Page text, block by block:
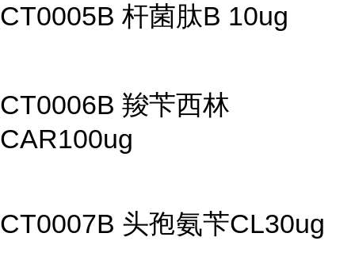
CT0005B 杆菌肽B 10ug
CT0006B 羧苄西林
CAR100ug
CT0007B 头孢氨苄CL30ug